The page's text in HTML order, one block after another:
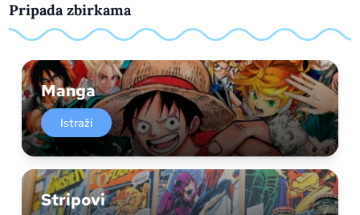
Pripada zbirkama
Manga
Istraži
Stripovi